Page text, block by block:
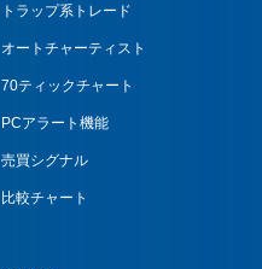
トラップ系トレード
オートチャーティスト
70ティックチャート
PCアラート機能
売買シグナル
比較チャート